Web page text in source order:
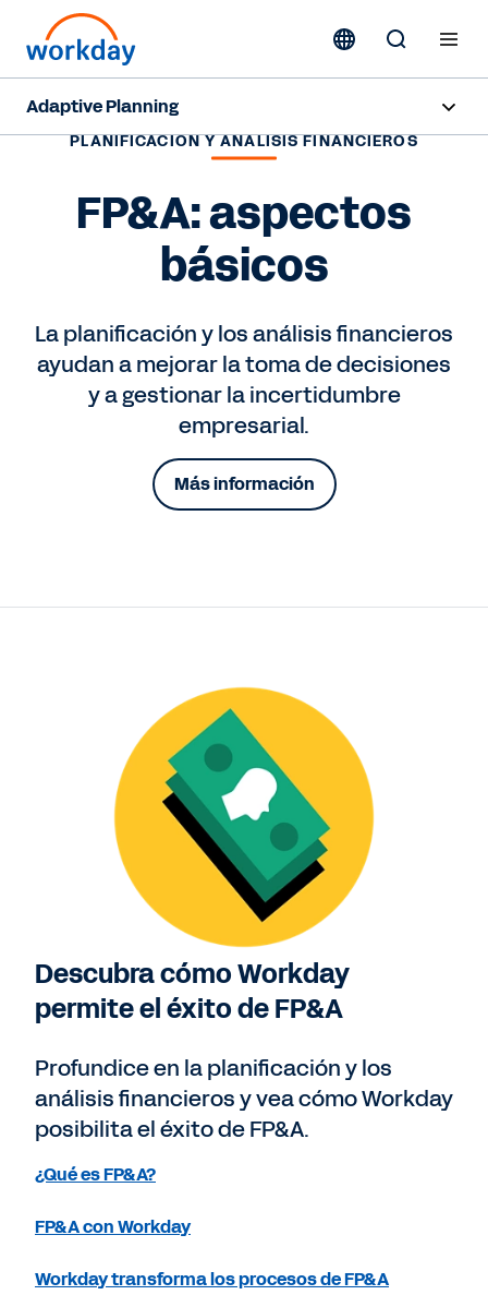
Adaptive Planning
Capacidades de IA
Sectores
PLANIFICACIÓN Y ANÁLISIS FINANCIEROS
FP&A: aspectos
básicos
La planificación y los análisis financieros
ayudan a mejorar la toma de decisiones
y a gestionar la incertidumbre
empresarial.
Más información
Descubra cómo Workday
permite el éxito de FP&A
Profundice en la planificación y los
análisis financieros y vea cómo Workday
posibilita el éxito de FP&A.
¿Qué es FP&A?
FP&A con Workday
Workday transforma los procesos de FP&A